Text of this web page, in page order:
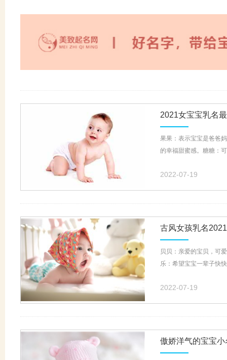
2021女宝宝乳名
果果：表示宝宝是爸爸
的幸福甜蜜感。糖糖：
2022-07-19
古风女孩乳名2021
贝贝：亲爱的宝贝，可
乐：希望宝宝一辈子快
2022-07-19
傲娇洋气的宝宝小